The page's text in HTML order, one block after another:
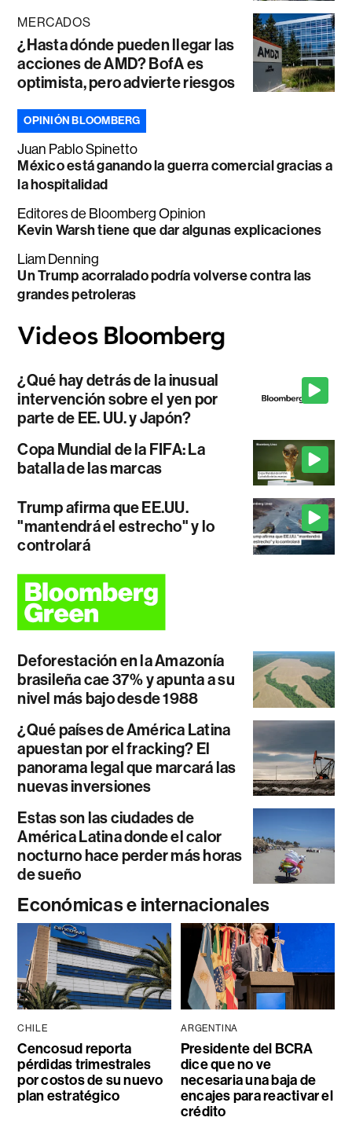
MERCADOS
¿Hasta dónde pueden llegar las
acciones de AMD? BofA es
optimista, pero advierte riesgos
OPINIÓN BLOOMBERG
Juan Pablo Spinetto
México está ganando la guerra comercial gracias a
la hospitalidad
Editores de Bloomberg Opinion
Kevin Warsh tiene que dar algunas explicaciones
Liam Denning
Un Trump acorralado podría volverse contra las
grandes petroleras
¿Qué hay detrás de la inusual
intervención sobre el yen por
parte de EE. UU. y Japón?
Copa Mundial de la FIFA: La
batalla de las marcas
Trump afirma que EE.UU.
"mantendrá el estrecho" y lo
controlará
Deforestación en la Amazonía
brasileña cae 37% y apunta a su
nivel más bajo desde 1988
¿Qué países de América Latina
apuestan por el fracking? El
panorama legal que marcará las
nuevas inversiones
Estas son las ciudades de
América Latina donde el calor
nocturno hace perder más horas
de sueño
Económicas e internacionales
CHILE
Cencosud reporta
pérdidas trimestrales
por costos de su nuevo
plan estratégico
ARGENTINA
Presidente del BCRA
dice que no ve
necesaria una baja de
encajes para reactivar el
crédito